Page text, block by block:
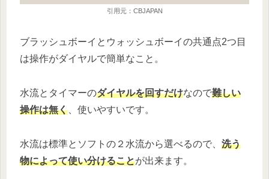
引用元：CBJAPAN
ブラッシュボーイとウォッシュボーイの共通点2つ目
は操作がダイヤルで簡単なこと。
水流とタイマーのダイヤルを回すだけなので難しい
操作は無く 、使いやすいです。
水流は標準とソフトの２水流から選べるので、 洗う
物によって使い分けることが出来ます。